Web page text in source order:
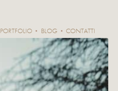
PORTFOLIO BLOG CONTATTI